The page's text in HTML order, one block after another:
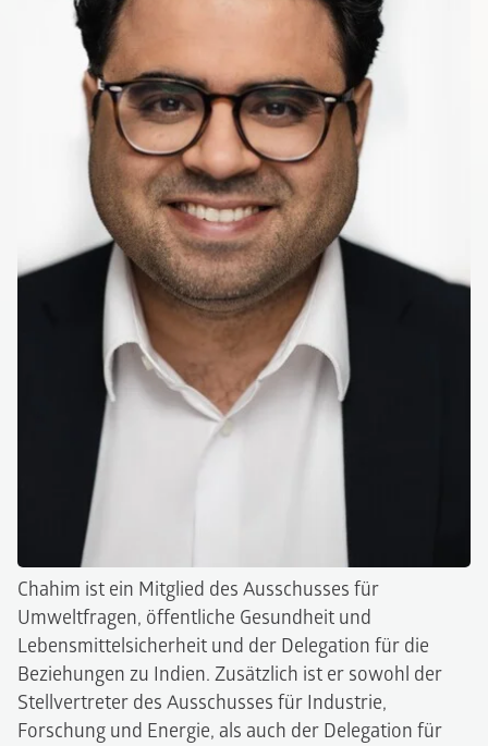
Chahim ist ein Mitglied des Ausschusses für
Umweltfragen, öffentliche Gesundheit und
Lebensmittelsicherheit und der Delegation für die
Beziehungen zu Indien. Zusätzlich ist er sowohl der
Stellvertreter des Ausschusses für Industrie,
Forschung und Energie, als auch der Delegation für